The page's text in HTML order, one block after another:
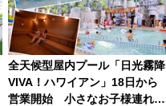
全天候型屋内プール「日光霧降
VIVA！ハワイアン」18日から
営業開始 小さなお子様連れの